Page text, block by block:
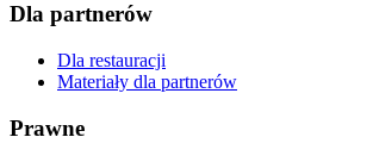
Dla partnerów
Dla restauracji
Materiały dla partnerów
Prawne